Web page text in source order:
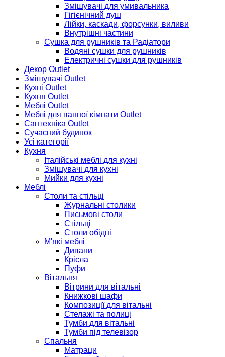
Змішувачі для умивальника
Гігієнічний душ
Лійки, каскади, форсунки, виливи
Внутрішні частини
Сушка для рушників та Радіатори
Водяні сушки для рушників
Електричні сушки для рушників
Декор Outlet
Змішувачі Outlet
Кухні Outlet
Кухня Outlet
Меблі Outlet
Меблі для ванної кімнати Outlet
Сантехніка Outlet
Сучасний будинок
Усі категорії
Кухня
Італійські меблі для кухні
Змішувачі для кухні
Мийки для кухні
Меблі
Столи та стільці
Журнальні столики
Письмові столи
Стільці
Столи обідні
М'які меблі
Дивани
Крісла
Пуфи
Вітальня
Вітрини для вітальні
Книжкові шафи
Композиції для вітальні
Стелажі та полиці
Тумби для вітальні
Тумби під телевізор
Спальня
Матраци